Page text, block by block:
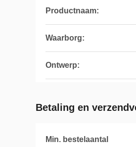
Productnaam:
Waarborg:
Ontwerp:
Betaling en
Min. bestelaantal